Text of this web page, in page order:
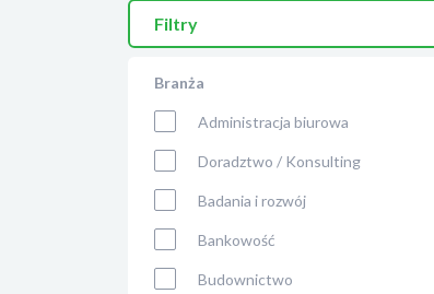
Filtry
Branża
Administracja biurowa
Doradztwo / Konsulting
Badania i rozwój
Bankowość
Budownictwo